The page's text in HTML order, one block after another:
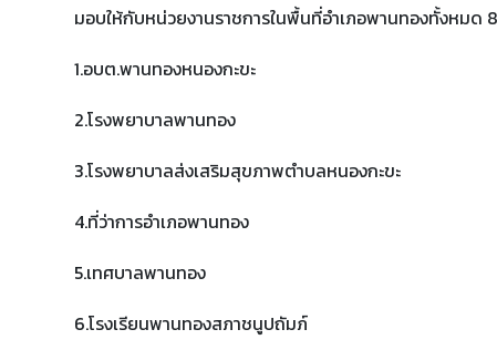
มอบให้กับหน่วยงานราชการในพื้นที่อำเภอพานทองทั้งหมด
1.อบต.พานทองหนองกะขะ
2.โรงพยาบาลพานทอง
3.โรงพยาบาลส่งเสริมสุขภาพตำบลหนองกะขะ
4.ที่ว่าการอำเภอพานทอง
5.เทศบาลพานทอง
6.โรงเรียนพานทองสภาชนูปถัมภ์